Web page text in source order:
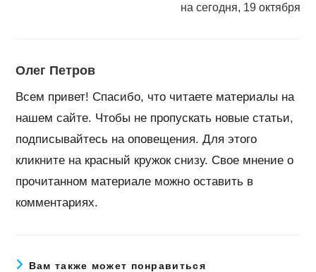
на сегодня, 19 октября
Олег Петров
Всем привет! Спасибо, что читаете материалы на
нашем сайте. Чтобы не пропускать новые статьи,
подписывайтесь на оповещения. Для этого
кликните на красный кружок снизу. Свое мнение о
прочитанном материале можно оставить в
комментариях.
Вам также может понравиться